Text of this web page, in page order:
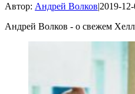
Автор: Андрей Волков|2019-
Андрей Волков - о свежем